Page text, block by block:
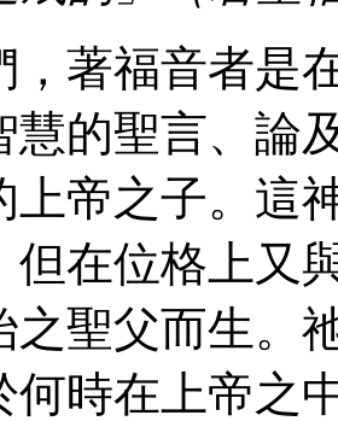
，著福音者是
慧的聖言、論
上帝之子。這
但在位格上又
之聖父而生。
何時在上帝之